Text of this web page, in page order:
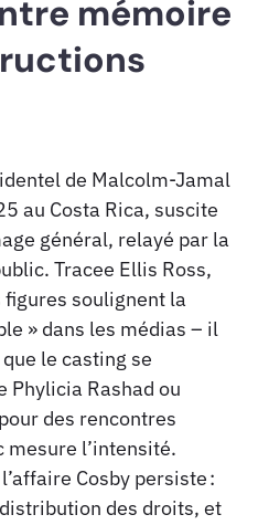
mémoire
de Malcolm-Jamal
au Costa Rica, suscite
général, relayé par la
Tracee Ellis Ross,
figures soulignent la
» dans les médias – il
le casting se
Phylicia Rashad ou
des rencontres
mesure l’intensité.
Cosby persiste :
des droits, et